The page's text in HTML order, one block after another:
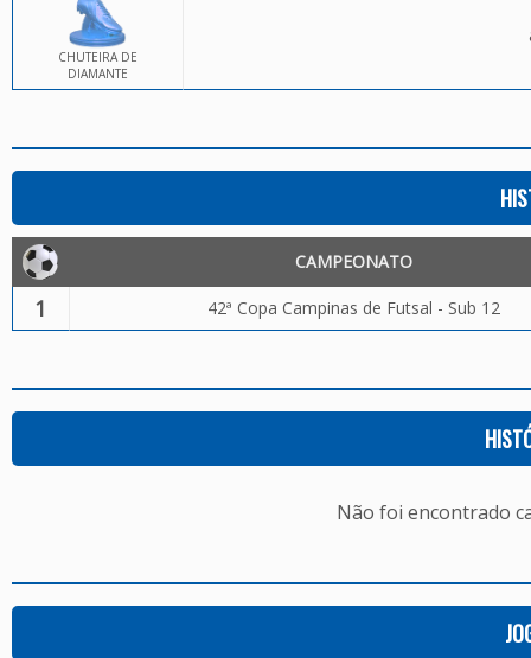
CHUTEIRA DE
DIAMANTE
CAMPEONATO
1 42ª Copa Campinas de Futsal - Sub 12
Não foi encontrado